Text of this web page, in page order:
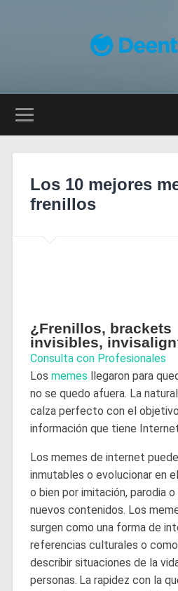
Los 10 mejores
frenillos
¿Frenillos, brackets
invisibles,
Consulta con Profesionales
Los memes llegaron para
no se quedo afuera. La
calza perfecto con el
información que tiene
Los memes de internet
inmutables o evolucionar en
o bien por imitación, parodia
nuevos contenidos. Los
surgen como una forma de
referencias culturales o
describir situaciones de la
personas. La rapidez con la